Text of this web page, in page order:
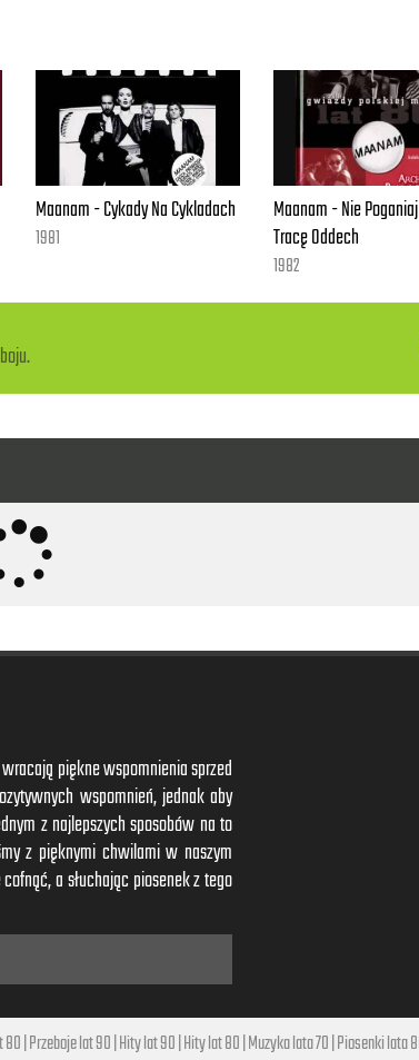
Maanam - Cykady Na Cykladach
1981
Maanam - Nie
Tracę Oddech
1982
piękne wspomnienia sprzed
wspomnień, jednak aby
z najlepszych sposobów na to
z pięknymi chwilami w naszym
a słuchając piosenek z tego
80|Przeboje lat 90|Hity lat 90|Hity lat 80|Muzyka lata 70|Piosenki lata